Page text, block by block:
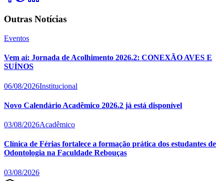
Outras Notícias
Eventos
Vem aí: Jornada de Acolhimento 2026.2: CONEXÃO AVES E
SUÍNOS
06/08/2026Institucional
Novo Calendário Acadêmico 2026.2 já está disponível
03/08/2026Acadêmico
Clínica de Férias fortalece a formação prática dos estudantes de
Odontologia na Faculdade Rebouças
03/08/2026